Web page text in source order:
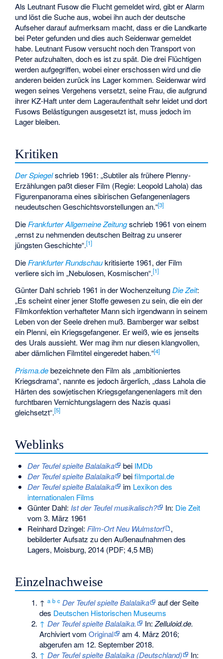
Als Leutnant Fusow die Flucht gemeldet wird, gibt er Alarm
und löst die Suche aus, wobei ihn auch der deutsche
Aufseher darauf aufmerksam macht, dass er die Landkarte
bei Peter gefunden und dies auch Seidenwar gemeldet
habe. Leutnant Fusow versucht noch den Transport von
Peter aufzuhalten, doch es ist zu spät. Die drei Flüchtigen
werden aufgegriffen, wobei einer erschossen wird und die
anderen beiden zurück ins Lager kommen. Seidenwar wird
wegen seines Vergehens versetzt, seine Frau, die aufgrund
ihrer KZ-Haft unter dem Lageraufenthalt sehr leidet und dort
Fusows Belästigungen ausgesetzt ist, muss jedoch im
Lager bleiben.
Kritiken
Der Spiegelschrieb 1961: „Subtiler als frühere Plenny-
Erzählungen paßt dieser Film (Regie: Leopold Lahola) das
Figurenpanorama eines sibirischen Gefangenenlagers
neudeutschen Geschichtsvorstellungen an.“[3]
Die Frankfurter Allgemeine Zeitungschrieb 1961 von einem
„ernst zu nehmenden deutschen Beitrag zu unserer
jüngsten Geschichte“.[1]
Die Frankfurter Rundschaukritisierte 1961, der Film
verliere sich im „Nebulosen, Kosmischen“.[1]
Günter Dahlschrieb 1961 in der WochenzeitungDie Zeit:
„Es scheint einer jener Stoffe gewesen zu sein, die ein der
Filmkonfektion verhafteter Mann sich irgendwann in seinem
Leben von der Seele drehen muß. Bamberger war selbst
ein Plenni, ein Kriegsgefangener. Er weiß, wie es jenseits
des Urals aussieht. Wer mag ihm nur diesen klangvollen,
aber dämlichen Filmtitel eingeredet haben.“[4]
Prisma.debezeichnete den Film als „ambitioniertes
Kriegsdrama“, nannte es jedoch ärgerlich, „dass Lahola die
Härten des sowjetischen Kriegsgefangenenlagers mit den
furchtbaren Vernichtungslagern des Nazis quasi
gleichsetzt“.[5]
Weblinks
Der Teufel spielte Balalaika bei IMDb
Der Teufel spielte Balalaika
beifilmportal.de
Der Teufel spielte Balalaika
im Lexikon des
internationalen Films
Günter Dahl: Ist der Teufel musikalisch? In: Die Zeit
vom 3. März 1961
Reinhard Dzingel: Film-Ort Neu Wulmstorf
,
bebilderter Aufsatz zu den Außenaufnahmen des
Lagers, Moisburg, 2014 (PDF; 4,5 MB)
Einzelnachweise
↑a b c Der Teufel spielte Balalaika
auf der Seite
des Deutschen Historischen Museums
↑ Der Teufel spielte Balalaika. In:Zelluloid.de.
Archiviert vomOriginal am4. März 2016;
abgerufen am 12. September 2018.
↑ Der Teufel spielte Balalaika (Deutschland) In: